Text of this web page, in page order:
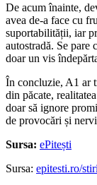
De acum înainte,
avea de-a face cu
suportabilității, iar
autostradă. Se pare
doar un vis
În concluzie, A1 ar
din păcate,
doar să ignore
de provocări și
Sursa: ePitești
Sursa: epitesti.ro/